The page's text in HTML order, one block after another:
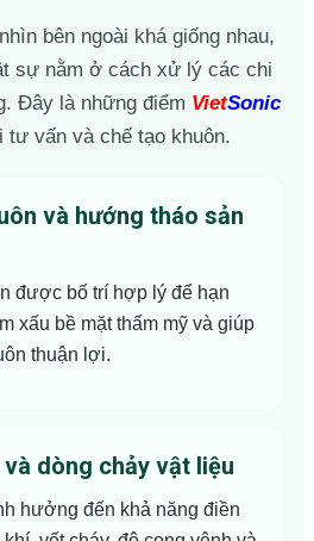
bên ngoài khá giống nhau,
sự nằm ở cách xử lý các chi
Đây là những điểm VietSonic
tư vấn và chế tạo khuôn.
và hướng tháo sản
được bố trí hợp lý để hạn
xấu bề mặt thẩm mỹ và giúp
thuận lợi.
dòng chảy vật liệu
hưởng đến khả năng điền